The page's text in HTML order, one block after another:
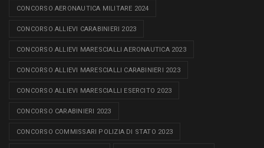
CONCORSO AERONAUTICA MILITARE 2024
CONCORSO ALLIEVI CARABINIERI 2023
CONCORSO ALLIEVI MARESCIALLI AERONAUTICA 2023
CONCORSO ALLIEVI MARESCIALLI CARABINIERI 2023
CONCORSO ALLIEVI MARESCIALLI ESERCITO 2023
CONCORSO CARABINIERI 2023
CONCORSO COMMISSARI POLIZIA DI STATO 2023